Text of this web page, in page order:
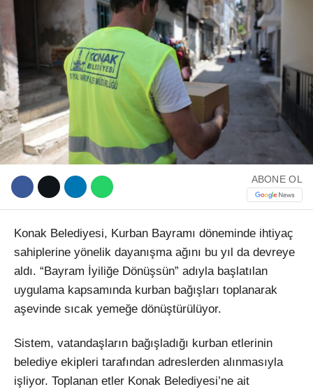
Youtube
TikTok
ABONE OL
Konak Belediyesi, Kurban Bayramı döneminde ihtiyaç
sahiplerine yönelik dayanışma ağını bu yıl da devreye
aldı. “Bayram İyiliğe Dönüşsün” adıyla başlatılan
uygulama kapsamında kurban bağışları toplanarak
aşevinde sıcak yemeğe dönüştürülüyor.
Sistem, vatandaşların bağışladığı kurban etlerinin
belediye ekipleri tarafından adreslerden alınmasıyla
işliyor. Toplanan etler Konak Belediyesi’ne ait